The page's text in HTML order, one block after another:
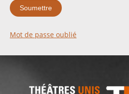
Mot de passe oublié